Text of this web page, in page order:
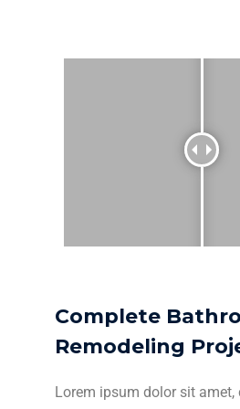
Complete
Remodeling
Lorem ipsum dolor sit amet,